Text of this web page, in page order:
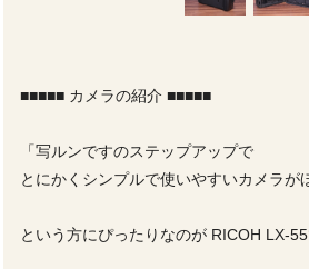
■■■■■ カメラの紹介 ■■■■■
「写ルンですのステップアップで
とにかくシンプルで使いやすいカメラが
という方にぴったりなのが RICOH LX-